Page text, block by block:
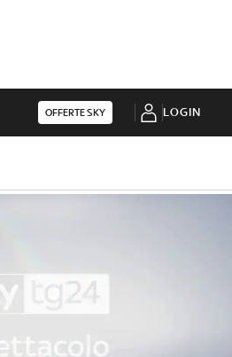
OFFERTE SKY LOGIN